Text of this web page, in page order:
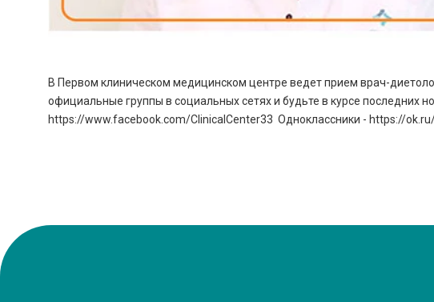
В Первом клиническом медицинском центре ведет прием врач-
официальные группы в социальных сетях и будьте в курсе последних
https://www.facebook.com/ClinicalCenter33 Одноклассники - https://